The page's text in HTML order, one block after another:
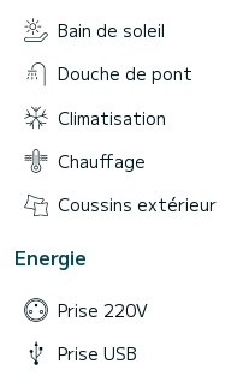
Bain de soleil
Douche de pont
Climatisation
Chauffage
Coussins extérieur
Energie
Prise 220V
Prise USB